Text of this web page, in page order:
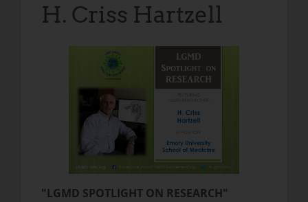
H. Criss Hartzell
"LGMD SPOTLIGHT ON RESEARCH"